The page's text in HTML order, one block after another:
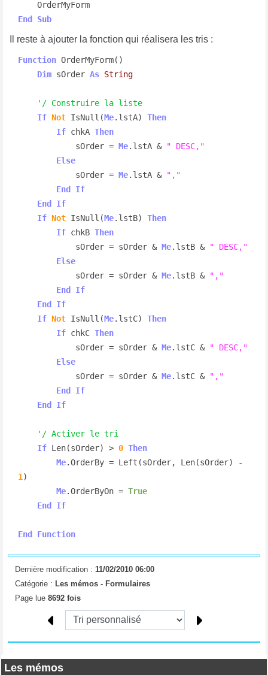
Les mémos
    OrderMyForm
End Sub
Il reste à ajouter la fonction qui réalisera les tris :
Function OrderMyForm()
Dim sOrder As String
'/ Construire la liste
If Not IsNull(Me.lstA) Then
If chkA Then
            sOrder =
Me.lstA & " DESC,"
Else
            sOrder =
Me.lstA & ","
End If
End If
If Not IsNull(Me.lstB) Then
If chkB Then
            sOrder = sOrder &
Me.lstB & " DESC,"
Else
            sOrder = sOrder &
Me.lstB & ","
End If
End If
If Not IsNull(Me.lstC) Then
If chkC Then
            sOrder = sOrder &
Me.lstC & " DESC,"
Else
            sOrder = sOrder &
Me.lstC & ","
End If
End If
'/ Activer le tri
If Len(sOrder) > 0 Then
Me
1 )
Me.OrderByOn = True
End If
End Function
Dernière modification : 11/02/2010 06:00
Catégorie : Les mémos - Formulaires
Page lue 8692 fois